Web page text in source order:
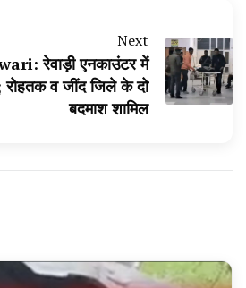
Next
रेवाड़ी एनकाउंटर में
रोहतक व जींद जिले के दो
बदमाश शामिल